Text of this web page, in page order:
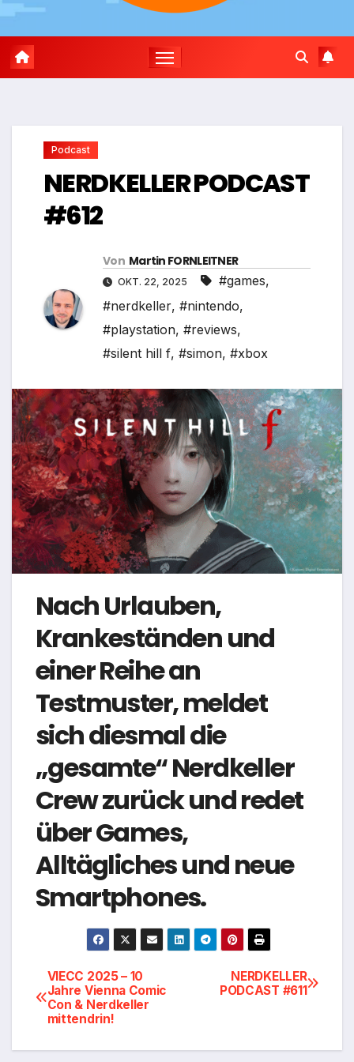
Podcast
NERDKELLER PODCAST
#612
Von Martin FORNLEITNER
OKT. 22, 2025 #games,
#nerdkeller, #nintendo,
#playstation, #reviews,
#silent hill f, #simon, #xbox
Nach Urlauben,
Krankeständen und
einer Reihe an
Testmuster, meldet
sich diesmal die
„gesamte“ Nerdkeller
Crew zurück und redet
über Games,
Alltägliches und neue
Smartphones.
BeitragsnavigationNERDKELLER
PODCAST #611
VIECC 2025 – 10
Jahre Vienna Comic
Con & Nerdkeller
mittendrin!